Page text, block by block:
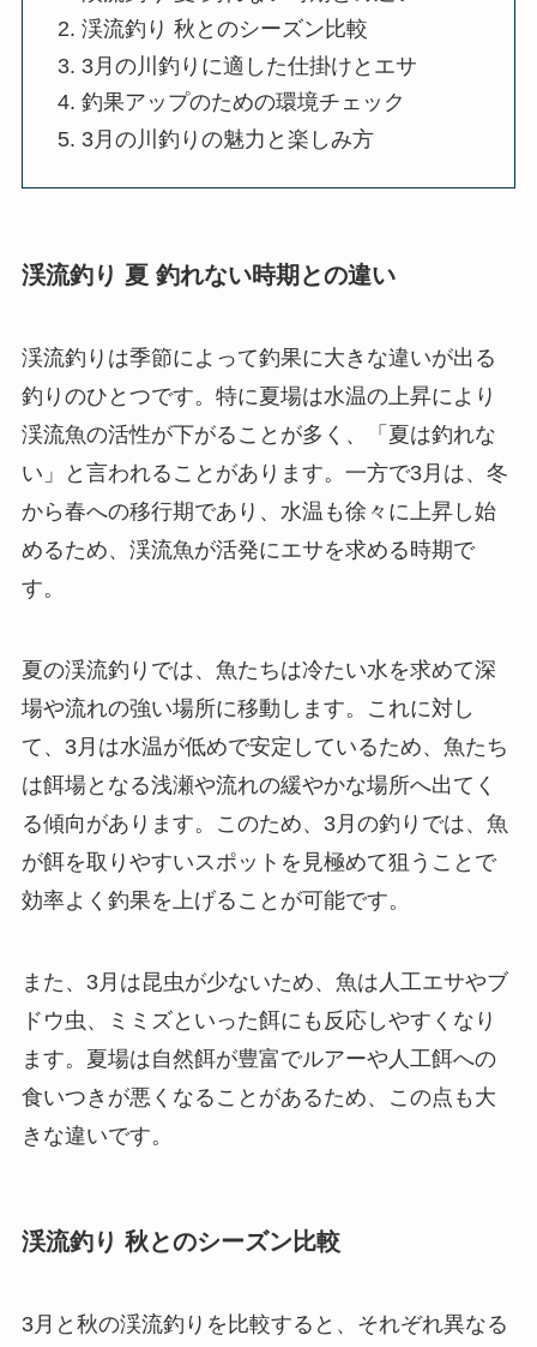
渓流釣り 秋とのシーズン比較
3月の川釣りに適した仕掛けとエサ
釣果アップのための環境チェック
3月の川釣りの魅力と楽しみ方
渓流釣り 夏 釣れない時期との違い
渓流釣りは季節によって釣果に大きな違いが出る
釣りのひとつです。特に夏場は水温の上昇により
渓流魚の活性が下がることが多く、「夏は釣れな
い」と言われることがあります。一方で3月は、冬
から春への移行期であり、水温も徐々に上昇し始
めるため、渓流魚が活発にエサを求める時期で
す。
夏の渓流釣りでは、魚たちは冷たい水を求めて深
場や流れの強い場所に移動します。これに対し
て、3月は水温が低めで安定しているため、魚たち
は餌場となる浅瀬や流れの緩やかな場所へ出てく
る傾向があります。このため、3月の釣りでは、魚
が餌を取りやすいスポットを見極めて狙うことで
効率よく釣果を上げることが可能です。
また、3月は昆虫が少ないため、魚は人工エサやブ
ドウ虫、ミミズといった餌にも反応しやすくなり
ます。夏場は自然餌が豊富でルアーや人工餌への
食いつきが悪くなることがあるため、この点も大
きな違いです。
渓流釣り 秋とのシーズン比較
3月と秋の渓流釣りを比較すると、それぞれ異なる